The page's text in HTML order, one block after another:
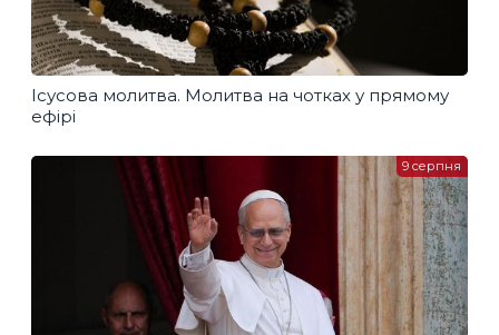
Ісусова молитва. Молитва на чотках у прямому
ефірі
9 серпня